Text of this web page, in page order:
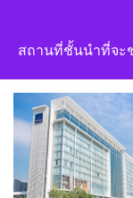
สถานที่ชั้นนำที่จะ